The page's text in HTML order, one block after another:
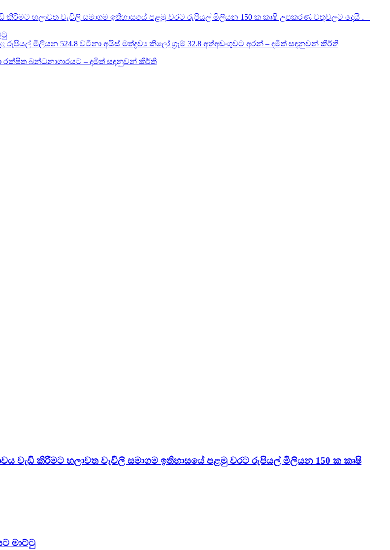
හලාවත වැවිලි සමාගම ඉතිහාසයේ පළමු වරට රුපියල් මිලියන 150 ක කෘෂි උපකරණ වතුවලට දෙයි . –
මිලියන 524.8 වටිනා අයිස් මත්ද්‍රව්‍ය කිලෝ ග්‍රෑම් 32.8 අත්අඩංගුවට අරන් – දමිත් සඳනුවන් කීර්ති
රක්ෂිත බන්ධනාගාරයට – දමිත් සඳනුවන් කීර්ති
කිරීමට හලාවත වැවිලි සමාගම ඉතිහාසයේ පළමු වරට රුපියල් මිලියන 150 ක කෘෂි
මාට්ටු